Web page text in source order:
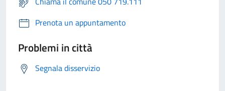
Prenota un appuntamento
Problemi in città
Segnala disservizio